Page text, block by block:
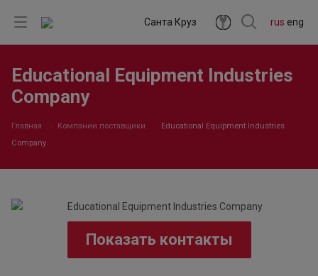
rus eng
Санта Круз
Educational Equipment Industries
Company
Главная Компании поставщики
Educational Equipment Industries
Company
Показать контакты